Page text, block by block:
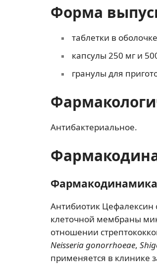
Форма
таблетки в
капсулы 250 мг и
гранулы для
Антибактериальное.
Фармакодинамика
Антибиотик Цефалексин
клеточной мембраны
отношении
Neisseria gonorrhoeae,
применяется в клинике